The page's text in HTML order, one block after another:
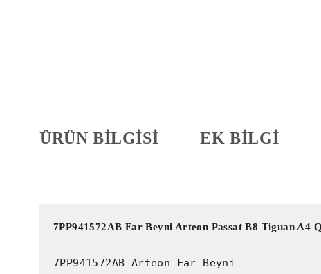
ÜRÜN BILGISI EK BILGI
7PP941572AB Far Beyni Arteon Passat B8 Tiguan A4
7PP941572AB Arteon Far Beyni